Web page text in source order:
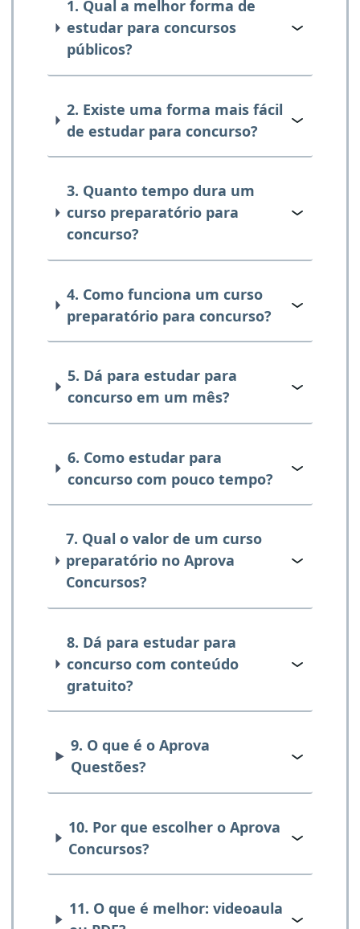
1. Qual a melhor forma de
estudar para concursos
públicos?
2. Existe uma forma mais fácil
de estudar para concurso?
3. Quanto tempo dura um
curso preparatório para
concurso?
4. Como funciona um curso
preparatório para concurso?
5. Dá para estudar para
concurso em um mês?
6. Como estudar para
concurso com pouco tempo?
7. Qual o valor de um curso
preparatório no Aprova
Concursos?
8. Dá para estudar para
concurso com conteúdo
gratuito?
9. O que é o Aprova
Questões?
10. Por que escolher o Aprova
Concursos?
11. O que é melhor: videoaula